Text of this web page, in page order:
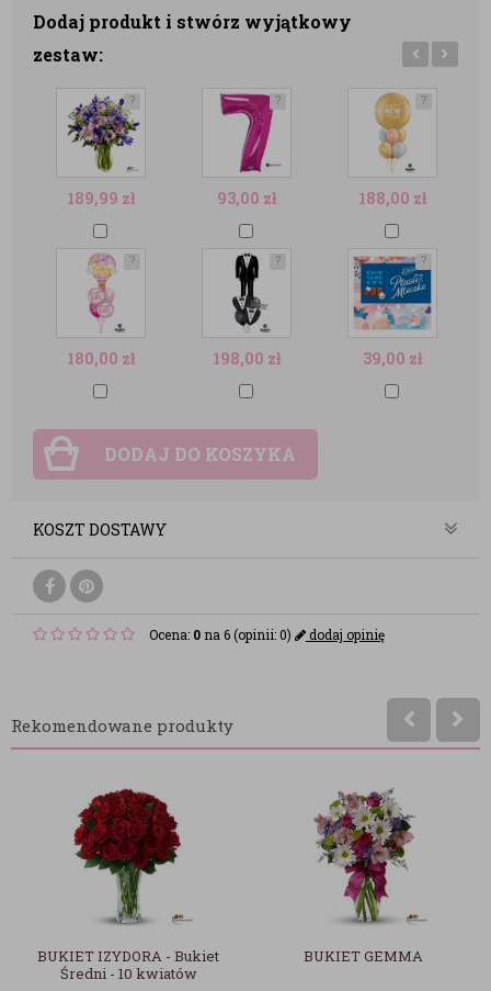
Dodaj produkt i stwórz wyjątkowy
zestaw:
?
189,99 zł
?
180,00 zł
?
93,00 zł
?
198,00 zł
?
188,00 zł
?
39,00 zł
DODAJ DO KOSZYKA
KOSZT DOSTAWY
Ocena: 0 na 6 (opinii: 0) dodaj opinię
Rekomendowane produkty
BUKIET GEMMA
RAFFAELLO PRALINY